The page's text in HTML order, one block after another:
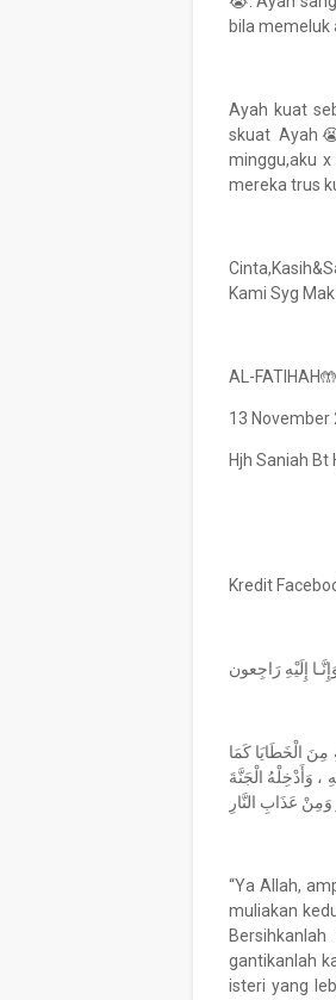
bila memeluk
Ayah kuat
skuat
minggu,aku
mereka trus
Kami Syg
AL-FATIHAH🤲
13 November
Hjh Saniah Bt
Kredit
إِلَيْهِ رَاجِعون
مِنَ الْخَطَايَا كَمَا
وَأَدْخِلْهُ الْجَنَّةَ
“Ya Allah,
muliakan
gantikanlah
isteri yang